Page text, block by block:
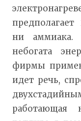
ни аммиака.
небогата
фирмы
идет речь,
работающая